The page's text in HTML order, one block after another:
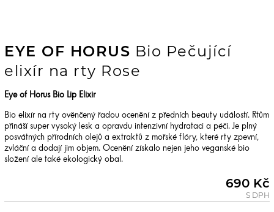
EYE OF HORUS Bio Pečující
elixír na rty Rose
Eye of Horus Bio Lip Elixir
Bio elixír na rty ověnčený řadou ocenění z předních beauty událostí. Rtům
přináší super vysoký lesk a opravdu intenzivní hydrataci a péči. Je plný
posvátných přírodních olejů a extraktů z mořské flóry, které rty zpevní,
zvláční a dodají jim objem. Ocenění získalo nejen jeho veganské bio
složení ale také ekologický obal.
690 Kč
S DPH